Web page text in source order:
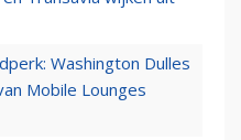
Washington Dulles
Mobile Lounges